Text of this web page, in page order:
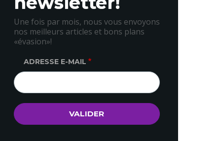
Une fois par mois, nous vous envoyons
nos meilleurs articles et bons plans
«évasion»!
ADRESSE E-MAIL